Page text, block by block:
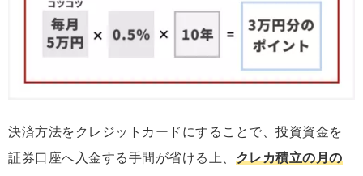
決済方法をクレジットカードにすることで、投資資金を
証券口座へ入金する手間が省ける上、 クレカ積立の月の